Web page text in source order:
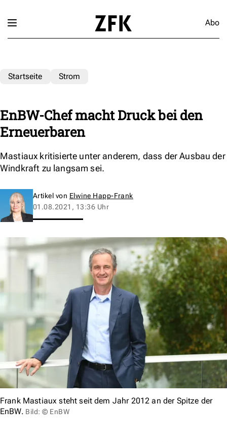
Abo
Startseite Strom
EnBW-Chef macht Druck bei den
Erneuerbaren
Mastiaux kritisierte unter anderem, dass der Ausbau der
Windkraft zu langsam sei.
Artikel von Elwine Happ-Frank
01.08.2021, 13:36 Uhr
Frank Mastiaux steht seit dem Jahr 2012 an der Spitze der
EnBW. Bild: © EnBW